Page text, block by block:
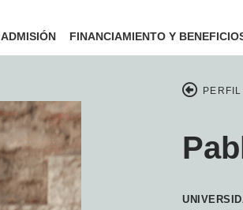
ADMISIÓN FINANCIAMIENTO Y